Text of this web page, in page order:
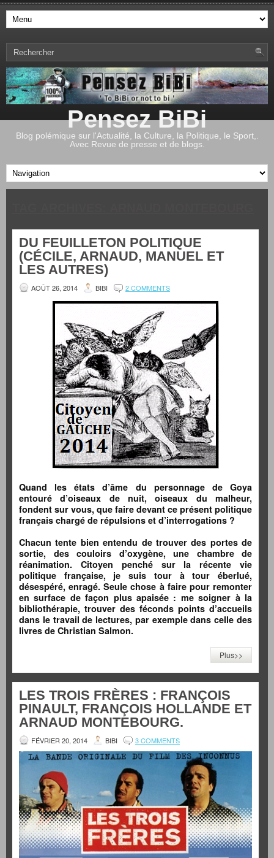
Pensez BiBi
Blog polémique sur l'Actualité, la Culture, la Politique, le Sport,.
Avec Revue de presse et de blogs.
DU FEUILLETON POLITIQUE
(CÉCILE, ARNAUD, MANUEL ET
LES AUTRES)
AOÛT 26, 2014 BIBI 2 COMMENTS
Quand les états d’âme du personnage de Goya
entouré d’oiseaux de nuit, oiseaux du malheur,
fondent sur vous, que faire devant ce présent politique
français chargé de répulsions et d’interrogations ?
Chacun tente bien entendu de trouver des portes de
sortie, des couloirs d’oxygène, une chambre de
réanimation. Citoyen penché sur la récente vie
politique française, je suis tour à tour éberlué,
désespéré, enragé. Seule chose à faire pour remonter
en surface de façon plus apaisée : me soigner à la
bibliothérapie, trouver des féconds points d’accueils
dans le travail de lectures, par exemple dans celle des
livres de Christian Salmon.
Plus>>
LES TROIS FRÈRES : FRANÇOIS
PINAULT, FRANÇOIS HOLLANDE ET
ARNAUD MONTEBOURG.
FÉVRIER 20, 2014 BIBI 3 COMMENTS